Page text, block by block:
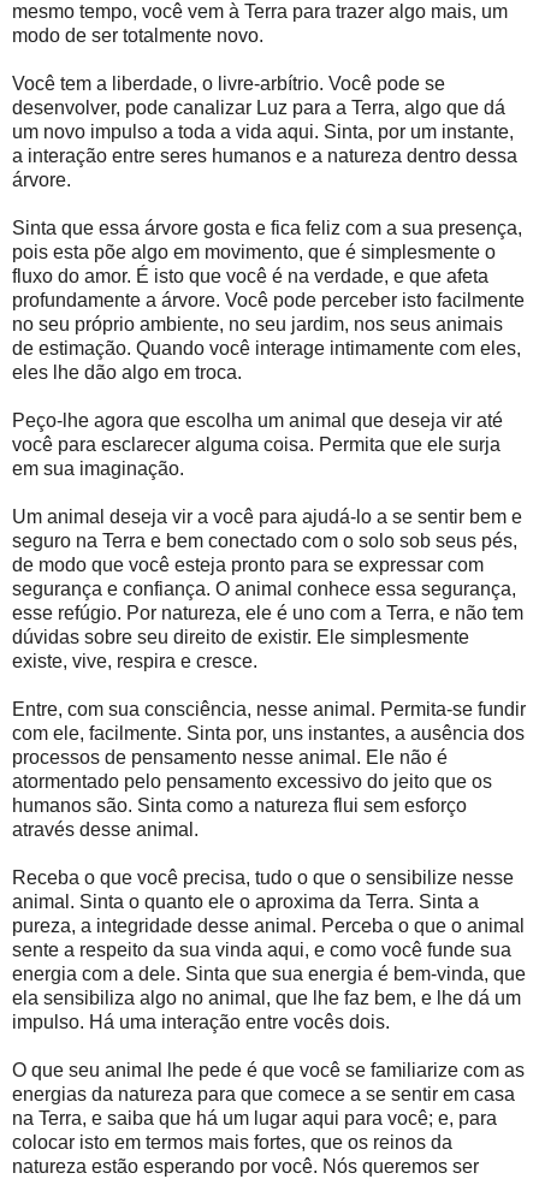
mesmo tempo, você vem à Terra para trazer algo mais, um
modo de ser totalmente novo.
Você tem a liberdade, o livre-arbítrio. Você pode se
desenvolver, pode canalizar Luz para a Terra, algo que dá
um novo impulso a toda a vida aqui. Sinta, por um instante,
a interação entre seres humanos e a natureza dentro dessa
árvore.
Sinta que essa árvore gosta e fica feliz com a sua presença,
pois esta põe algo em movimento, que é simplesmente o
fluxo do amor. É isto que você é na verdade, e que afeta
profundamente a árvore. Você pode perceber isto facilmente
no seu próprio ambiente, no seu jardim, nos seus animais
de estimação. Quando você interage intimamente com eles,
eles lhe dão algo em troca.
Peço-lhe agora que escolha um animal que deseja vir até
você para esclarecer alguma coisa. Permita que ele surja
em sua imaginação.
Um animal deseja vir a você para ajudá-lo a se sentir bem e
seguro na Terra e bem conectado com o solo sob seus pés,
de modo que você esteja pronto para se expressar com
segurança e confiança. O animal conhece essa segurança,
esse refúgio. Por natureza, ele é uno com a Terra, e não tem
dúvidas sobre seu direito de existir. Ele simplesmente
existe, vive, respira e cresce.
Entre, com sua consciência, nesse animal. Permita-se fundir
com ele, facilmente. Sinta por, uns instantes, a ausência dos
processos de pensamento nesse animal. Ele não é
atormentado pelo pensamento excessivo do jeito que os
humanos são. Sinta como a natureza flui sem esforço
através desse animal.
Receba o que você precisa, tudo o que o sensibilize nesse
animal. Sinta o quanto ele o aproxima da Terra. Sinta a
pureza, a integridade desse animal. Perceba o que o animal
sente a respeito da sua vinda aqui, e como você funde sua
energia com a dele. Sinta que sua energia é bem-vinda, que
ela sensibiliza algo no animal, que lhe faz bem, e lhe dá um
impulso. Há uma interação entre vocês dois.
O que seu animal lhe pede é que você se familiarize com as
energias da natureza para que comece a se sentir em casa
na Terra, e saiba que há um lugar aqui para você; e, para
colocar isto em termos mais fortes, que os reinos da
natureza estão esperando por você. Nós queremos ser